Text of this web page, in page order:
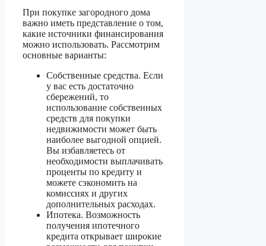
При покупке загородного дома
важно иметь представление о том,
какие источники финансирования
можно использовать. Рассмотрим
основные варианты:
Собственные средства. Если
у вас есть достаточно
сбережений, то
использование собственных
средств для покупки
недвижимости может быть
наиболее выгодной опцией.
Вы избавляетесь от
необходимости выплачивать
проценты по кредиту и
можете сэкономить на
комиссиях и других
дополнительных расходах.
Ипотека. Возможность
получения ипотечного
кредита открывает широкие